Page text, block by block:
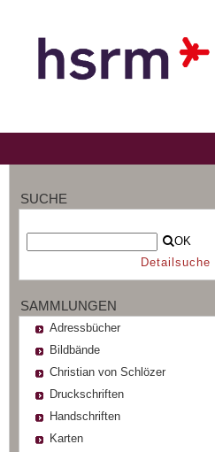
SUCHE
OK
Detailsuche
SAMMLUNGEN
Adressbücher
Bildbände
Christian von Schlözer
Druckschriften
Handschriften
Karten